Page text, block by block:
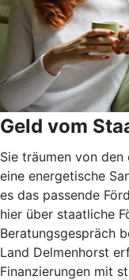
Geld vom
Sie träumen von den
eine energetische
es das passende
hier über staatliche
Beratungsgespräch
Land Delmenhorst
Finanzierungen mit